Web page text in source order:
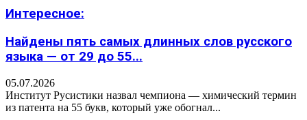
Интересное:
Найдены пять самых длинных слов русского
языка — от 29 до 55...
05.07.2026
Институт Русистики назвал чемпиона — химический термин
из патента на 55 букв, который уже обогнал...